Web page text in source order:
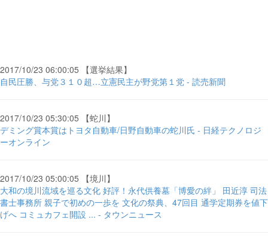
2017/10/23 06:00:05 【選挙結果】
自民圧勝、与党３１０超…立憲民主が野党第１党 - 読売新聞
2017/10/23 05:30:05 【蛇川】
デミング賞本賞はトヨタ自動車/日野自動車の蛇川氏 - 日経テクノロジ
ーオンライン
2017/10/23 05:00:05 【境川】
大和の境川流域を巡る文化 好評！永代供養墓「博愛の絆」 田近淳 司法
書士事務所 親子で初めの一歩を 文化の祭典、47回目 通学定期券を値下
げへ コミュカフェ開設 ... - タウンニュース